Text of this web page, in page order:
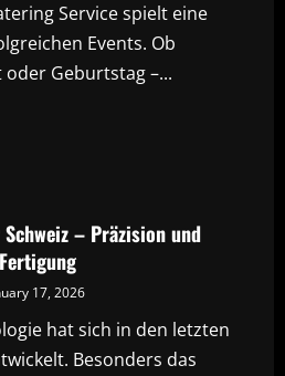
Service spielt eine
Events. Ob
Geburtstag –...
– Präzision und
17, 2026
hat sich in den letzten
Besonders das